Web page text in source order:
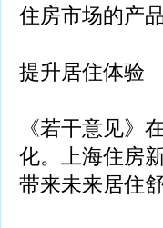
住房市场的产
提升居住体验
《若干意见》
化。上海住房
带来未来居住